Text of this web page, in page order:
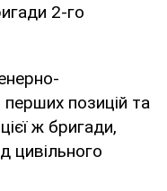
2-го
позицій та
ж бригади,
цивільного